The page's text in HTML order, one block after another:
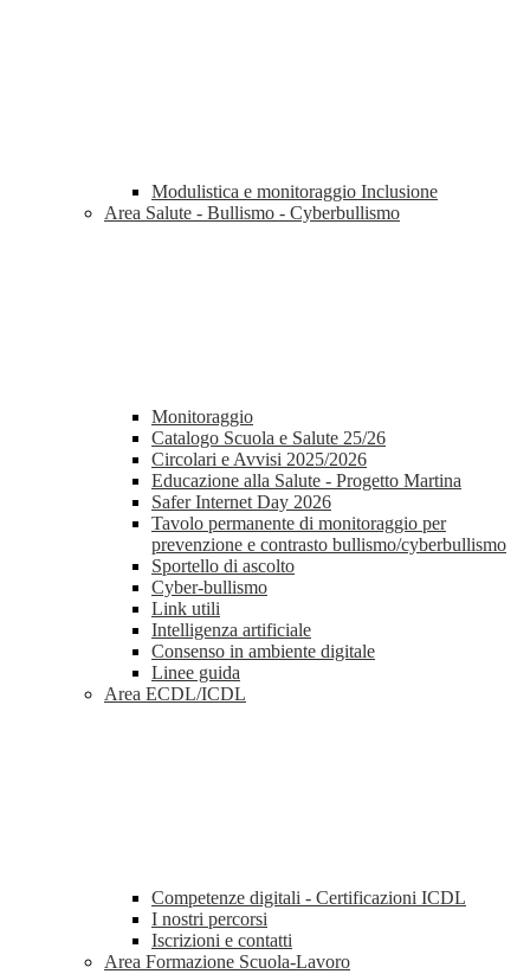
Modulistica e monitoraggio Inclusione
Area Salute - Bullismo - Cyberbullismo
Monitoraggio
Catalogo Scuola e Salute 25/26
Circolari e Avvisi 2025/2026
Educazione alla Salute - Progetto Martina
Safer Internet Day 2026
Tavolo permanente di monitoraggio per
prevenzione e contrasto bullismo/cyberbullismo
Sportello di ascolto
Cyber-bullismo
Link utili
Intelligenza artificiale
Consenso in ambiente digitale
Linee guida
Area ECDL/ICDL
Competenze digitali - Certificazioni ICDL
I nostri percorsi
Iscrizioni e contatti
Area Formazione Scuola-Lavoro